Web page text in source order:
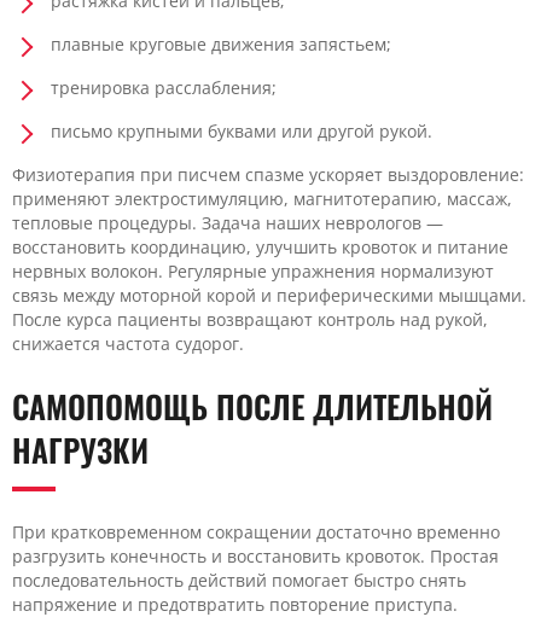
плавные круговые движения запястьем;
тренировка расслабления;
письмо крупными буквами или другой рукой.
Физиотерапия при писчем спазме ускоряет выздоровление:
применяют электростимуляцию, магнитотерапию, массаж,
тепловые процедуры. Задача наших неврологов —
восстановить координацию, улучшить кровоток и питание
нервных волокон. Регулярные упражнения нормализуют
связь между моторной корой и периферическими мышцами.
После курса пациенты возвращают контроль над рукой,
снижается частота судорог.
САМОПОМОЩЬ ПОСЛЕ ДЛИТЕЛЬНОЙ
НАГРУЗКИ
При кратковременном сокращении достаточно временно
разгрузить конечность и восстановить кровоток. Простая
последовательность действий помогает быстро снять
напряжение и предотвратить повторение приступа.